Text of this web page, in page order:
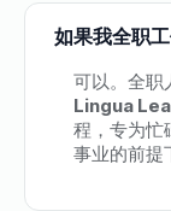
如果我全职
可以。全职
Lingua
程，专为忙
事业的前提